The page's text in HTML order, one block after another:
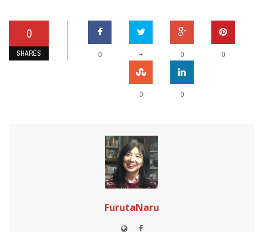
0
SHARES 0 + 0 0
0 0
FurutaNaru